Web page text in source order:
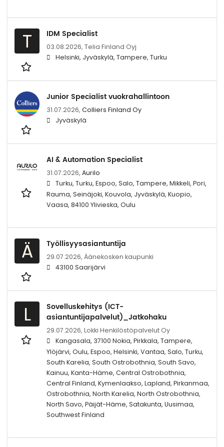
T IDM Specialist
03.08.2026, Telia Finland Oyj
Helsinki, Jyväskylä, Tampere, Turku
Junior Specialist vuokrahallintoon
31.07.2026, Colliers Finland Oy
Jyväskylä
AI & Automation Specialist
31.07.2026, Aurilo
Turku, Turku, Espoo, Salo, Tampere, Mikkeli, Pori,
Rauma, Seinäjoki, Kouvola, Jyväskylä, Kuopio,
Vaasa, 84100 Ylivieska, Oulu
Ä Työllisyysasiantuntija
29.07.2026, Äänekosken kaupunki
43100 Saarijärvi
L
Sovelluskehitys (ICT-
asiantuntijapalvelut)_Jatkohaku
29.07.2026, Lokki Henkilöstöpalvelut Oy
Kangasala, 37100 Nokia, Pirkkala, Tampere,
Ylöjärvi, Oulu, Espoo, Helsinki, Vantaa, Salo, Turku,
South Karelia, South Ostrobothnia, South Savo,
Kainuu, Kanta-Häme, Central Ostrobothnia,
Central Finland, Kymenlaakso, Lapland, Pirkanmaa,
Ostrobothnia, North Karelia, North Ostrobothnia,
North Savo, Päijät-Häme, Satakunta, Uusimaa,
Southwest Finland